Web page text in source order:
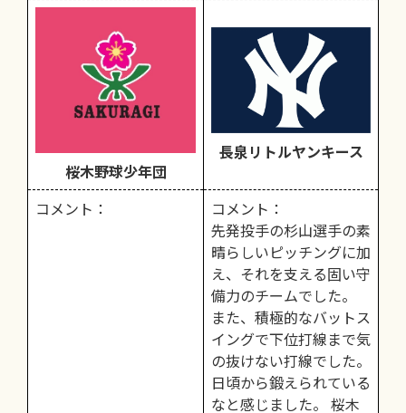
桜木野球少年団
長泉リトルヤンキース
コメント：
コメント：
先発投手の杉山選手の素
晴らしいピッチングに加
え、それを支える固い守
備力のチームでした。
また、積極的なバットス
イングで下位打線まで気
の抜けない打線でした。
日頃から鍛えられている
なと感じました。 桜木